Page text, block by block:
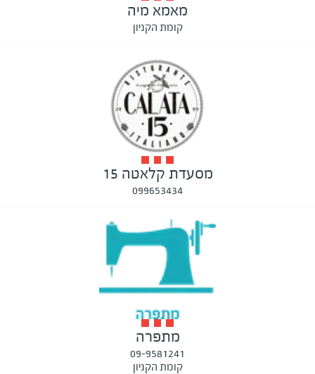
מאמא מיה
קומת הקניון
מסעדת קלאטה 15
099653434
מתפרה
09-9581241
קומת הקניון